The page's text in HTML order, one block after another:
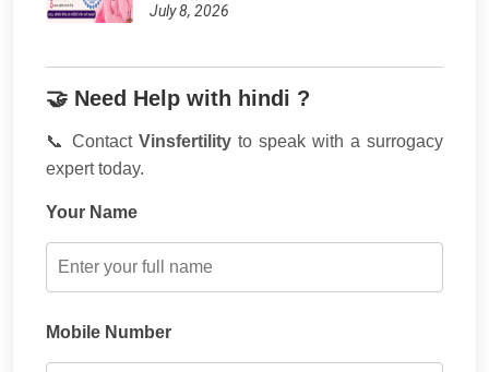
July 8, 2026
🤝 Need Help with hindi ?
📞 Contact Vinsfertility to speak with a surrogacy
expert today.
Your Name
Mobile Number